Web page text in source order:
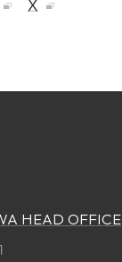
X
HEAD OFFICE